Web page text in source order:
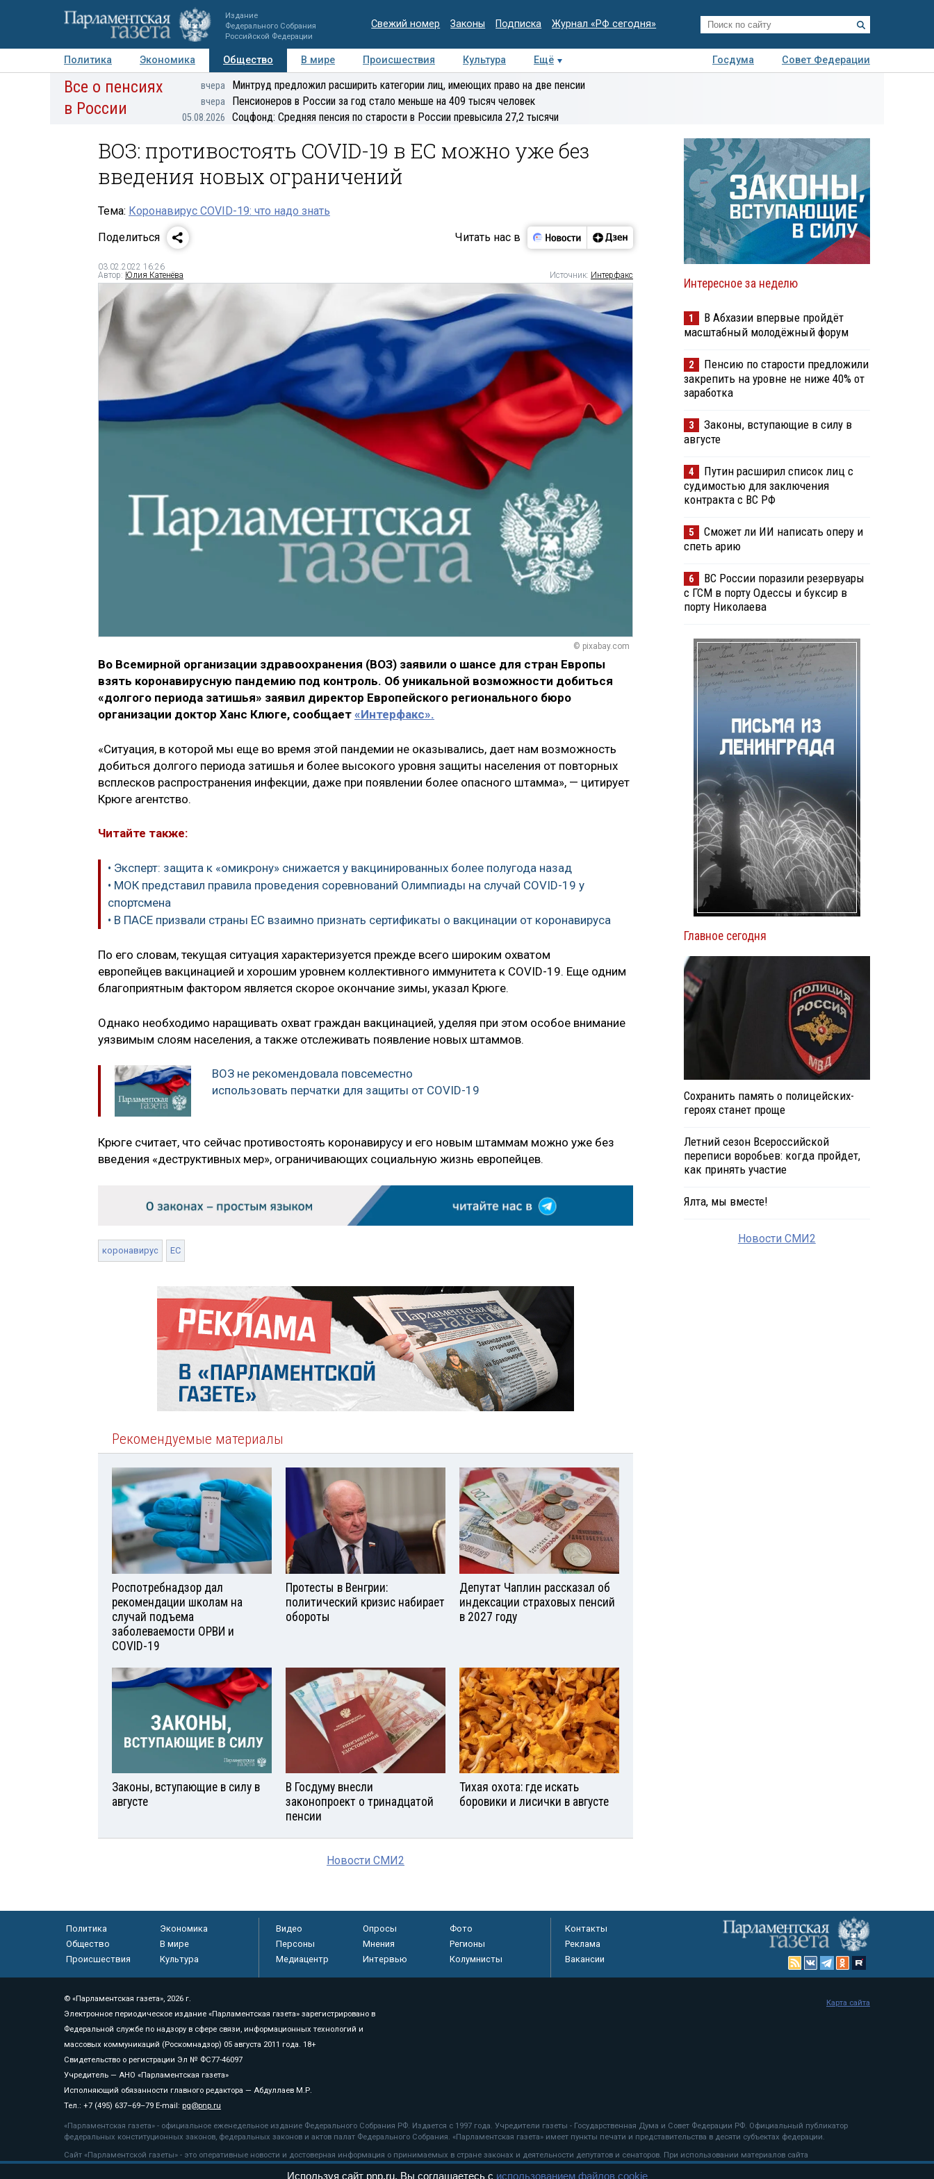
Издание
Федерального Собрания
Российской Федерации
Свежий номер Законы Подписка Журнал «РФ сегодня»
Политика Экономика Общество В мире Происшествия Культура Ещё Госдума
Совет Федерации
Авторы Персоны Мнения Регионы Медиацентр Интервью Колумнисты
Деловая
Все о пенсиях
в России
вчера Минтруд предложил расширить категории лиц, имеющих право на две пенсии
вчера Пенсионеров в России за год стало меньше на 409 тысяч человек
05.08.2026 Соцфонд: Средняя пенсия по старости в России превысила 27,2 тысячи
ВОЗ: противостоять COVID-19 в ЕС можно уже без
введения новых ограничений
Тема: Коронавирус COVID-19: что надо знать
Поделиться
Читать нас в
03.02.2022 16:26
Автор: Юлия Катенёва Источник: Интерфакс
© pixabay.com
Во Всемирной организации здравоохранения (ВОЗ) заявили о шансе для стран Европы
взять коронавирусную пандемию под контроль. Об уникальной возможности добиться
«долгого периода затишья» заявил директор Европейского регионального бюро
организации доктор Ханс Клюге, сообщает «Интерфакс».
«Ситуация, в которой мы еще во время этой пандемии не оказывались, дает нам возможность
добиться долгого периода затишья и более высокого уровня защиты населения от повторных
всплесков распространения инфекции, даже при появлении более опасного штамма», — цитирует
Крюге агентство.
Читайте также:
• Эксперт: защита к «омикрону» снижается у вакцинированных более полугода назад
• МОК представил правила проведения соревнований Олимпиады на случай COVID-19 у
спортсмена
• В ПАСЕ призвали страны ЕС взаимно признать сертификаты о вакцинации от коронавируса
По его словам, текущая ситуация характеризуется прежде всего широким охватом
европейцев вакцинацией и хорошим уровнем коллективного иммунитета к COVID-19. Еще одним
благоприятным фактором является скорое окончание зимы, указал Крюге.
Однако необходимо наращивать охват граждан вакцинацией, уделяя при этом особое внимание
уязвимым слоям населения, а также отслеживать появление новых штаммов.
ВОЗ не рекомендовала повсеместно
использовать перчатки для защиты от COVID-19
Крюге считает, что сейчас противостоять коронавирусу и его новым штаммам можно уже без
введения «деструктивных мер», ограничивающих социальную жизнь европейцев.
коронавирус ЕС
Рекомендуемые материалы
Роспотребнадзор дал
рекомендации школам на
случай подъема
заболеваемости ОРВИ и
COVID-19
Протесты в Венгрии:
политический кризис набирает
обороты
Депутат Чаплин рассказал об
индексации страховых пенсий
в 2027 году
Законы, вступающие в силу в
августе
В Госдуму внесли
законопроект о тринадцатой
пенсии
Тихая охота: где искать
боровики и лисички в августе
Новости СМИ2
Интересное за неделю
1
В Абхазии впервые пройдёт
масштабный молодёжный форум
2
Пенсию по старости предложили
закрепить на уровне не ниже 40% от
заработка
3
Законы, вступающие в силу в
августе
4
Путин расширил список лиц с
судимостью для заключения
контракта с ВС РФ
5
Сможет ли ИИ написать оперу и
спеть арию
6
ВС России поразили резервуары
с ГСМ в порту Одессы и буксир в
порту Николаева
Главное сегодня
Сохранить память о полицейских-
героях станет проще
Летний сезон Всероссийской
переписи воробьев: когда пройдет,
как принять участие
Ялта, мы вместе!
Новости СМИ2
Политика
Экономика
Общество
В мире
Происшествия
Культура
Видео Опросы
Фото
Персоны
Мнения
Регионы
Медиацентр
Интервью Колумнисты
Контакты
Реклама
Вакансии
© «Парламентская газета», 2026 г.
Электронное периодическое издание «Парламентская газета» зарегистрировано в
Федеральной службе по надзору в сфере связи, информационных технологий и
массовых коммуникаций (Роскомнадзор) 05 августа 2011 года. 18+
Свидетельство о регистрации Эл № ФС77-46097
Учредитель — АНО «Парламентская газета»
Исполняющий обязанности главного редактора — Абдуллаев М.Р.
Тел.: +7 (495) 637–69–79 E-mail: pg@pnp.ru
«Парламентская газета» - официальное еженедельное издание Федерального Собрания РФ. Издается с 1997 года. Учредители газеты - Государственная Дума и Совет Федерации РФ. Официальный публикатор
федеральных конституционных законов, федеральных законов и актов палат Федерального Собрания. «Парламентская газета» имеет пункты печати и представительства в десяти субъектах федерации.
Сайт «Парламентской газеты» - это оперативные новости и достоверная информация о принимаемых в стране законах и деятельности депутатов и сенаторов. При использовании материалов сайта
«Парламентской газеты» активная ссылка на pnp.ru обязательна.
Карта сайта
Используя сайт pnp.ru, Вы соглашаетесь с использованием файлов cookie